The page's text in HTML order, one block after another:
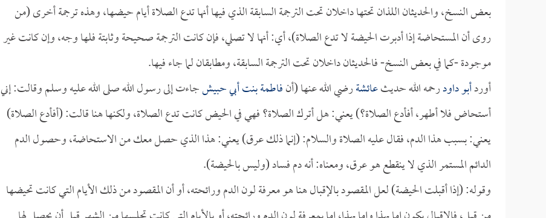
بعض النسخ، والحديثان اللذان تحتها داخلان تحت الترجمة السابقة الذي فيها أنها تدع الصلاة أيام حيضها، وهذه ترجمة أخرى (من
روى أن المستحاضة إذا أدبرت الحيضة لا تدع الصلاة)، أي: أنها لا تصلي، فإن كانت الترجمة صحيحة وثابتة فلها وجه، وإن كانت غير
موجودة -كما في بعض النسخ- فالحديثان داخلان تحت الترجمة السابقة، ومطابقان لما جاء فيها.
أوردأبو داودرحمه الله حديثعائشةرضي الله عنها (أنفاطمة بنت أبي حبيشجاءت إلى رسول الله صلى الله عليه وسلم وقالت: إني
أستحاض فلا أطهر، أفأدع الصلاة؟) يعني: هل أترك الصلاة؟ فهي في الحيض كانت تدع الصلاة، ولكنها هنا قالت: (أفأدع الصلاة)
يعني: بسبب هذا الدم، فقال عليه الصلاة والسلام: (إنما ذلك عرق) يعني: هذا الذي حصل معك من الاستحاضة، وحصول الدم
الدائم المستمر الذي لا ينقطع هو عرق، ومعناه: أنه دم فساد (وليس بالحيضة).
وقوله: (إذا أقبلت الحيضة) لعل المقصود بالإقبال هنا هو معرفة لون الدم ورائحته، أو أن المقصود من ذلك الأيام التي كانت تحيضها